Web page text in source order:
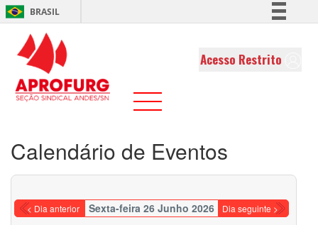
BRASIL
Comunica BR
Acesso Restrito
Calendário de Eventos
< Dia anterior Sexta-feira 26 Junho 2026 Dia seguinte >